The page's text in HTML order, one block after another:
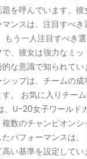
を呼んでいます。
ンスは、注目すべ
もう一人注目すべき
、彼女は強力なミッ
な意識で知られてい
ップは、チームの
。 お気に入りチー
、U-20女子ワールド
数のチャンピオン
パフォーマンスは
い基準を設定して